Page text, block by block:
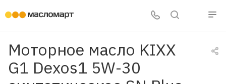
Моторное масло KIXX
G1 Dexos1 5W-30